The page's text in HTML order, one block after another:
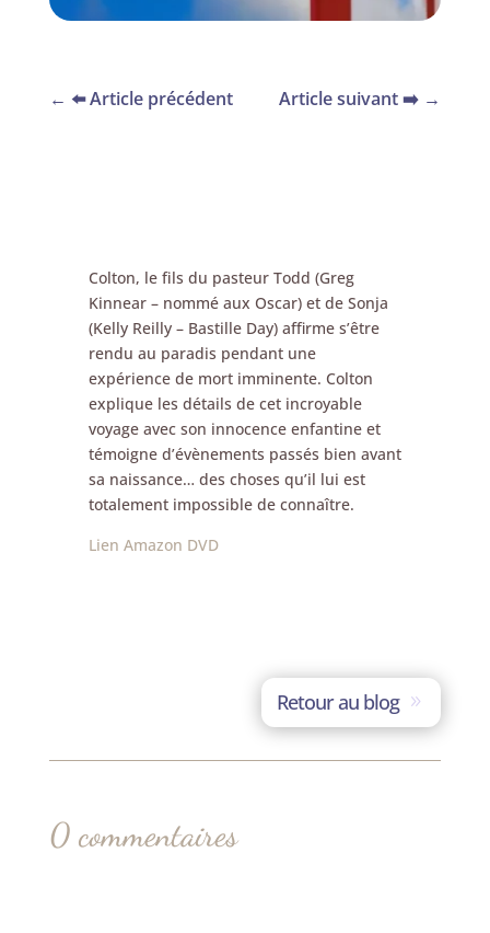
← ⬅️ Article précédent Article suivant ➡️ →
Colton, le fils du pasteur Todd (Greg
Kinnear – nommé aux Oscar) et de Sonja
(Kelly Reilly – Bastille Day) affirme s’être
rendu au paradis pendant une
expérience de mort imminente. Colton
explique les détails de cet incroyable
voyage avec son innocence enfantine et
témoigne d’évènements passés bien avant
sa naissance… des choses qu’il lui est
totalement impossible de connaître.
Lien Amazon DVD
Retour au blog
0 commentaires